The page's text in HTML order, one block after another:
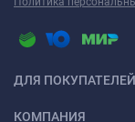
ДЛЯ ПОКУПАТЕЛЕЙ
КОМПАНИЯ